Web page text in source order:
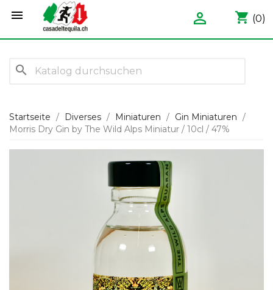
 shopping_cart (0)

search
Startseite Diverses Miniaturen
Gin Miniaturen
Morris Dry Gin by The Wild Alps Miniatur / 10cl / 47%